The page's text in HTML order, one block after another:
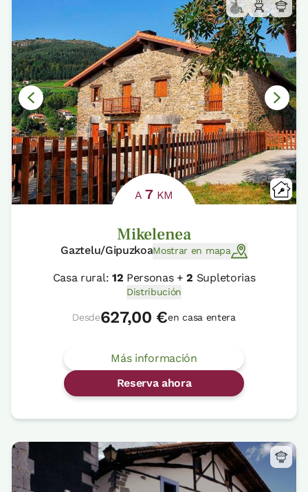
A7 KM
Mikelenea
Gaztelu/GipuzkoaMostrar en mapa
Casa rural: 12 Personas +2 Supletorias
Distribución
Desde627,00 €en casa entera
Más información
Reserva ahora